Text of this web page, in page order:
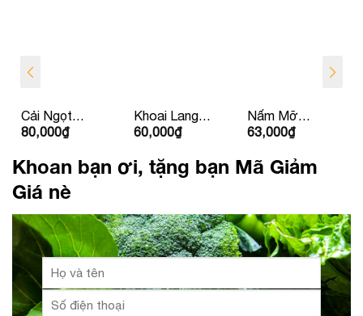
Cải Ngọt
Nhật
80,000₫
Khoai Lang
Nhật
60,000₫
Nấm Mỡ
Yoshi Nâu
63,000₫
Khoan bạn ơi, tặng bạn Mã Giảm
Giá nè